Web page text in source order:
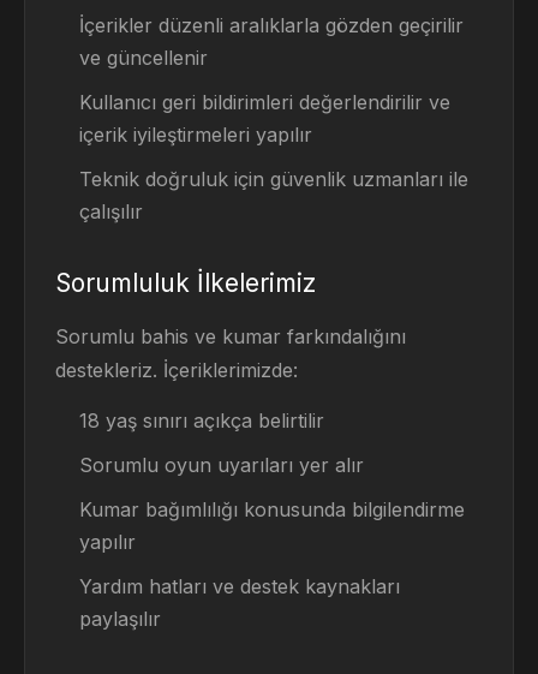
İçerikler düzenli aralıklarla gözden geçirilir
ve güncellenir
Kullanıcı geri bildirimleri değerlendirilir ve
içerik iyileştirmeleri yapılır
Teknik doğruluk için güvenlik uzmanları ile
çalışılır
Sorumluluk İlkelerimiz
Sorumlu bahis ve kumar farkındalığını
destekleriz. İçeriklerimizde:
18 yaş sınırı açıkça belirtilir
Sorumlu oyun uyarıları yer alır
Kumar bağımlılığı konusunda bilgilendirme
yapılır
Yardım hatları ve destek kaynakları
paylaşılır